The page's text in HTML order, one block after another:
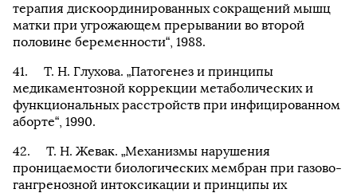
терапия дискоординированных сокращений мышц
матки при угрожающем прерывании во второй
половине беременности“, 1988.
Т. Н. Глухова. „Патогенез и принципы
медикаментозной коррекции метаболических и
функциональных расстройств при инфицированном
аборте“, 1990.
Т. Н. Жевак. „Механизмы нарушения
проницаемости биологических мембран при газово-
гангренозной интоксикации и принципы их